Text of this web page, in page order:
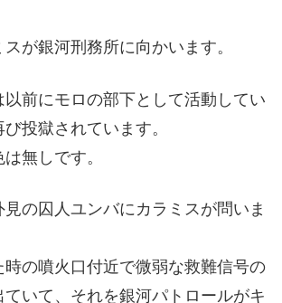
が銀河刑務所に向かいます。
前にモロの部下として活動してい
投獄されています。
無しです。
の囚人ユンバにカラミスが問いま
時の噴火口付近で微弱な救難信号の
ていて、それを銀河パトロールがキ